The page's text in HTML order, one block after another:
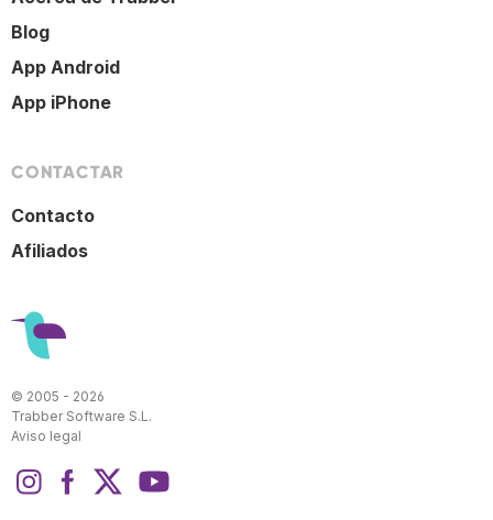
Blog
App Android
App iPhone
CONTACTAR
Contacto
Afiliados
© 2005 - 2026
Trabber Software S.L.
Aviso legal